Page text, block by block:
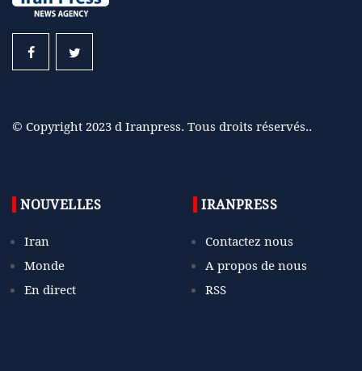
© Copyright 2023 d Iranpress. Tous droits réservés..
NOUVELLES
Iran
Monde
En direct
IRANPRESS
Contactez nous
A propos de nous
RSS